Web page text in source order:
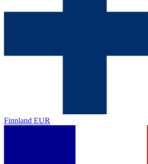
Finnland EUR